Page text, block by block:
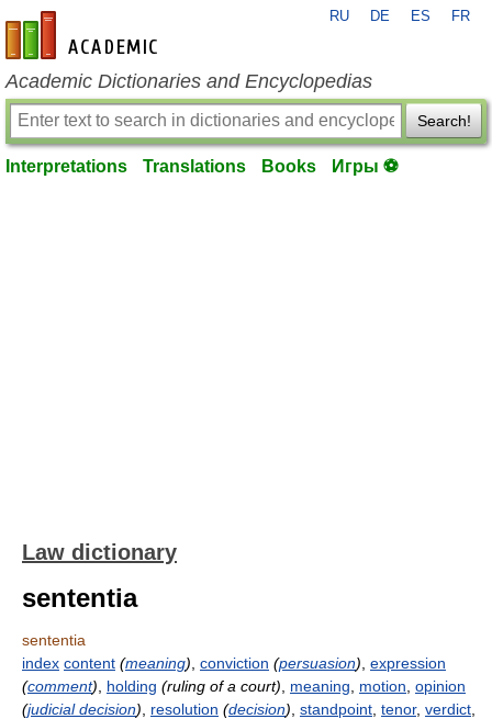
en-academic.com
RU DE ES FR
Academic Dictionaries and Encyclopedias
Search!
Interpretations Translations Books Игры ⚽
Law dictionary
sententia
sententia
index content (meaning) conviction (persuasion) expression
(comment) holding (ruling of a court) meaning motion opinion
(judicial decision) resolution (decision) standpoint tenor, verdict